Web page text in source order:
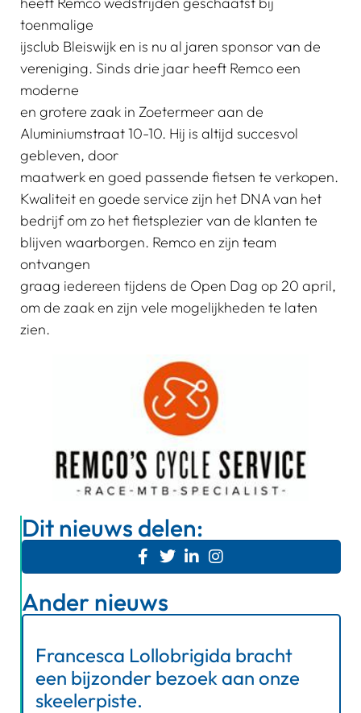
toenmalige
ijsclub Bleiswijk en is nu al jaren sponsor van de
vereniging. Sinds drie jaar heeft Remco een
moderne
en grotere zaak in Zoetermeer aan de
Aluminiumstraat 10-10. Hij is altijd succesvol
gebleven, door
maatwerk en goed passende fietsen te verkopen.
Kwaliteit en goede service zijn het DNA van het
bedrijf om zo het fietsplezier van de klanten te
blijven waarborgen. Remco en zijn team
ontvangen
graag iedereen tijdens de Open Dag op 20 april,
om de zaak en zijn vele mogelijkheden te laten
zien.
Dit nieuws delen:
Ander nieuws
Francesca Lollobrigida bracht
een bijzonder bezoek aan onze
skeelerpiste.